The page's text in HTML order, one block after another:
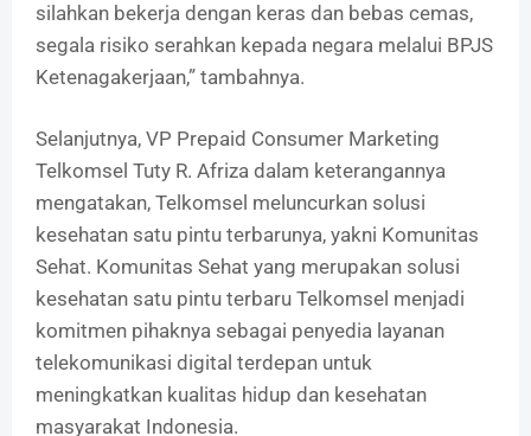
silahkan bekerja dengan keras dan bebas cemas,
segala risiko serahkan kepada negara melalui BPJS
Ketenagakerjaan,” tambahnya.
Selanjutnya, VP Prepaid Consumer Marketing
Telkomsel Tuty R. Afriza dalam keterangannya
mengatakan, Telkomsel meluncurkan solusi
kesehatan satu pintu terbarunya, yakni Komunitas
Sehat. Komunitas Sehat yang merupakan solusi
kesehatan satu pintu terbaru Telkomsel menjadi
komitmen pihaknya sebagai penyedia layanan
telekomunikasi digital terdepan untuk
meningkatkan kualitas hidup dan kesehatan
masyarakat Indonesia.